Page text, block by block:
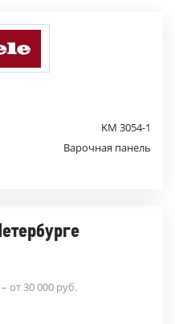
KM 3054-1
Варочная панель
от 30 000 руб.